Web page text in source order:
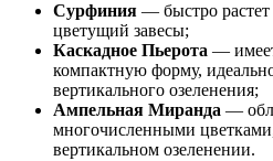
Сурфиния — быстро растет
цветущий завесы;
Каскадное Пьерота —
компактную форму,
вертикального озеленения;
Ампельная Миранда —
многочисленными
вертикальном озеленении.